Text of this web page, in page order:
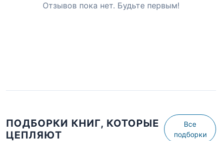
Отзывов пока нет. Будьте первым!
ПОДБОРКИ КНИГ, КОТОРЫЕ
ЦЕПЛЯЮТ
Все
подборки